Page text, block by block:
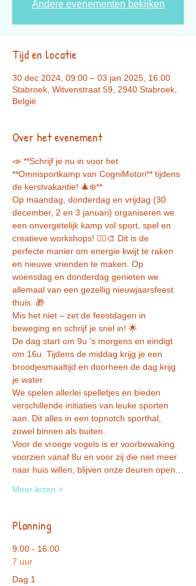
Andere evenementen bekijken
Tijd en locatie
30 dec 2024, 09:00 – 03 jan 2025, 16:00
Stabroek, Witvenstraat 59, 2940 Stabroek,
België
Over het evenement
📣 **Schrijf je nu in voor het
**Omnisportkamp van CogniMotori** tijdens
de kerstvakantie! 🎄❄️**
Op maandag, donderdag en vrijdag (30
december, 2 en 3 januari) organiseren we
een onvergetelijk kamp vol sport, spel en
creatieve workshops! 🏃‍♂️🎨 Dit is de
perfecte manier om energie kwijt te raken
en nieuwe vrienden te maken. Op
woensdag en donderdag genieten we
allemaal van een gezellig nieuwjaarsfeest
thuis. 🎁
Mis het niet – zet de feestdagen in
beweging en schrijf je snel in! 🌟
De dag start om 9u 's morgens en eindigt
om 16u. Tijdens de middag krijg je een
broodjesmaaltijd en doorheen de dag krijg
je water.
We spelen allerlei spelletjes en bieden
verschillende initiaties van leuke sporten
aan. Dit alles in een topnotch sporthal,
zowel binnen als buiten.
Voor de vroege vogels is er voorbewaking
voorzien vanaf 8u en voor zij die niet meer
naar huis willen, blijven onze deuren open…
Meer lezen >
Planning
9:00 - 16:00
7 uur
Dag 1